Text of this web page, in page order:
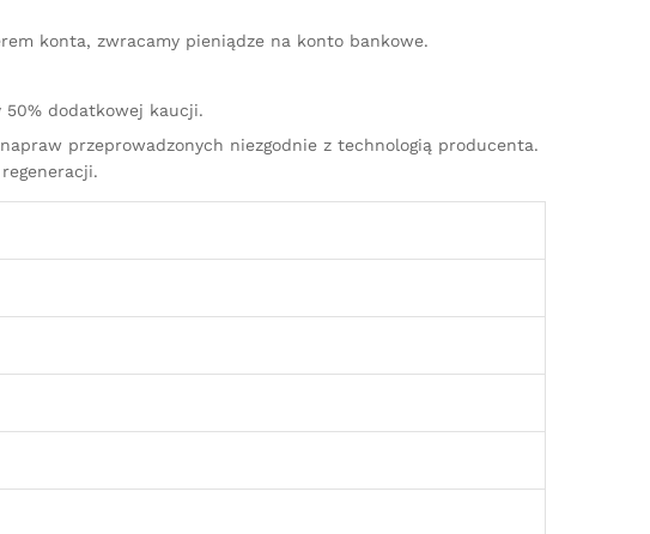
konta, zwracamy pieniądze na konto bankowe.
50% dodatkowej kaucji.
przeprowadzonych niezgodnie z technologią producenta.